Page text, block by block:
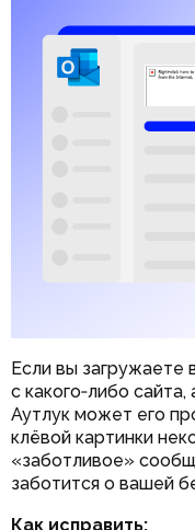
Если вы загружаете
с какого‑либо
Аутлук может его
клёвой картинки
«заботливое»
заботится о вашей
Как исправить: